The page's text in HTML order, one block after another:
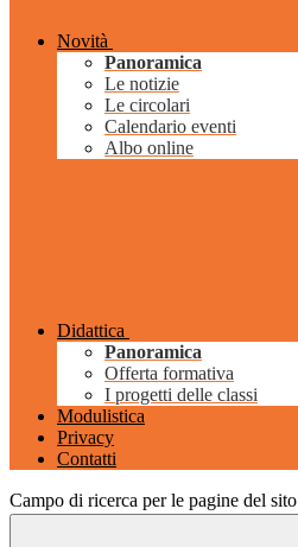
Novità
Panoramica
Le notizie
Le circolari
Calendario eventi
Albo online
Didattica
Panoramica
Offerta formativa
I progetti delle classi
Modulistica
Privacy
Contatti
Campo di ricerca per le pagine del sito